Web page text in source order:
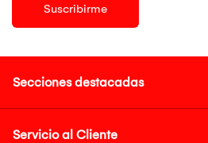
Suscribirme
Secciones destacadas
Servicio al Cliente